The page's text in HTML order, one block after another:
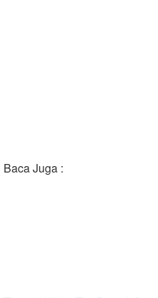
Baca Juga :